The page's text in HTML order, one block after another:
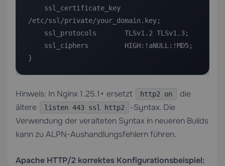
/etc/ssl/private/your_domain.key;
}
Hinweis: In Nginx 1.25.1+ ersetzt http2 on
die
ältere
listen 443 ssl http2
-Syntax. Die
Verwendung der veralteten Syntax in neueren Builds
kann zu ALPN-Aushandlungsfehlern führen.
Apache HTTP/2 korrektes Konfigurationsbeispiel: